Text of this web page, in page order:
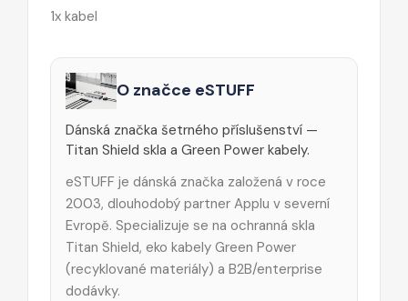
1x kabel
O značce eSTUFF
Dánská značka šetrného příslušenství —
Titan Shield skla a Green Power kabely.
eSTUFF je dánská značka založená v roce
2003, dlouhodobý partner Applu v severní
Evropě. Specializuje se na ochranná skla
Titan Shield, eko kabely Green Power
(recyklované materiály) a B2B/enterprise
dodávky.